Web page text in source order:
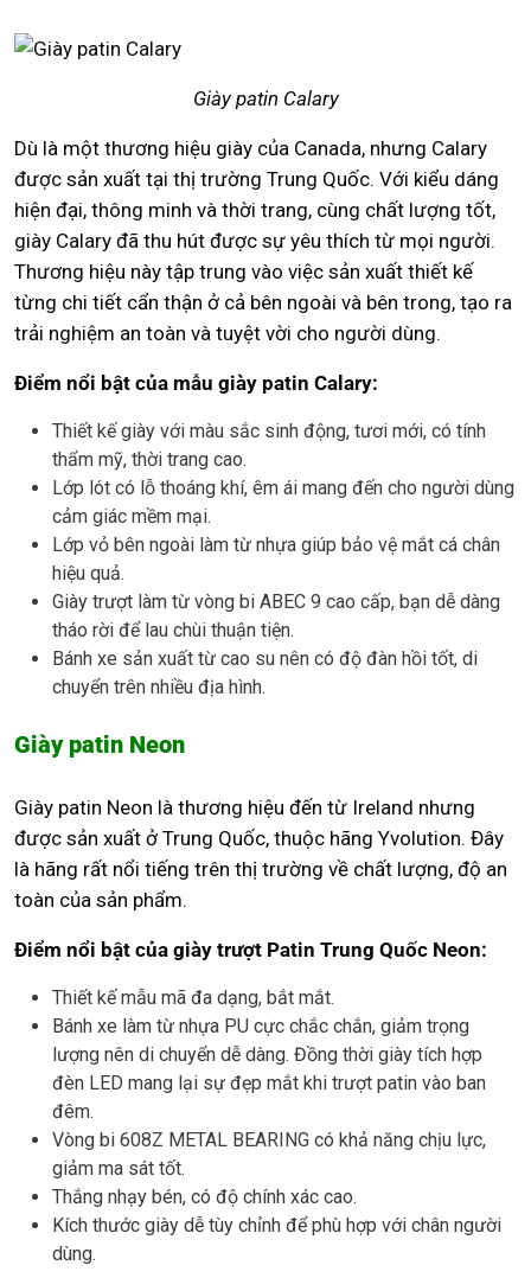
Giày patin Calary
Dù là một thương hiệu giày của Canada, nhưng Calary
được sản xuất tại thị trường Trung Quốc. Với kiểu dáng
hiện đại, thông minh và thời trang, cùng chất lượng tốt,
giày Calary đã thu hút được sự yêu thích từ mọi người.
Thương hiệu này tập trung vào việc sản xuất thiết kế
từng chi tiết cẩn thận ở cả bên ngoài và bên trong, tạo ra
trải nghiệm an toàn và tuyệt vời cho người dùng.
Điểm nổi bật của mẫu giày patin Calary:
Thiết kế giày với màu sắc sinh động, tươi mới, có tính
thẩm mỹ, thời trang cao.
Lớp lót có lỗ thoáng khí, êm ái mang đến cho người dùng
cảm giác mềm mại.
Lớp vỏ bên ngoài làm từ nhựa giúp bảo vệ mắt cá chân
hiệu quả.
Giày trượt làm từ vòng bi ABEC 9 cao cấp, bạn dễ dàng
tháo rời để lau chùi thuận tiện.
Bánh xe sản xuất từ cao su nên có độ đàn hồi tốt, di
chuyển trên nhiều địa hình.
Giày patin Neon
Giày patin Neon là thương hiệu đến từ Ireland nhưng
được sản xuất ở Trung Quốc, thuộc hãng Yvolution. Đây
là hãng rất nổi tiếng trên thị trường về chất lượng, độ an
toàn của sản phẩm.
Điểm nổi bật của giày trượt Patin Trung Quốc Neon:
Thiết kế mẫu mã đa dạng, bắt mắt.
Bánh xe làm từ nhựa PU cực chắc chắn, giảm trọng
lượng nên di chuyển dễ dàng. Đồng thời giày tích hợp
đèn LED mang lại sự đẹp mắt khi trượt patin vào ban
đêm.
Vòng bi 608Z METAL BEARING có khả năng chịu lực,
giảm ma sát tốt.
Thắng nhạy bén, có độ chính xác cao.
Kích thước giày dễ tùy chỉnh để phù hợp với chân người
dùng.